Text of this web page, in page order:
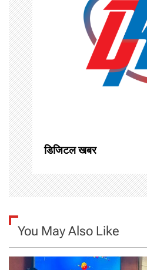
i
g
a
t
i
o
n
डिजिटल खबर
You May Also Like